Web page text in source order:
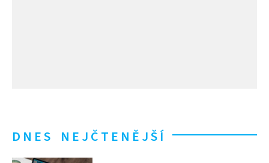
DNES NEJČTENĚJŠÍ